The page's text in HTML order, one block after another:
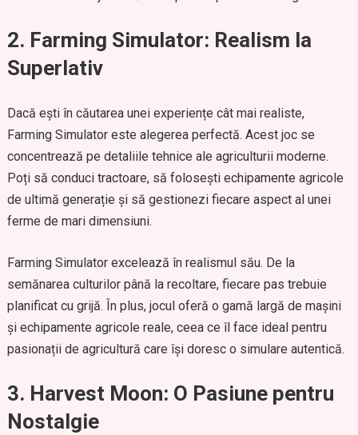
2. Farming Simulator: Realism la
Superlativ
Dacă ești în căutarea unei experiențe cât mai realiste,
Farming Simulator este alegerea perfectă. Acest joc se
concentrează pe detaliile tehnice ale agriculturii moderne.
Poți să conduci tractoare, să folosești echipamente agricole
de ultimă generație și să gestionezi fiecare aspect al unei
ferme de mari dimensiuni.
Farming Simulator excelează în realismul său. De la
semănarea culturilor până la recoltare, fiecare pas trebuie
planificat cu grijă. În plus, jocul oferă o gamă largă de mașini
și echipamente agricole reale, ceea ce îl face ideal pentru
pasionații de agricultură care își doresc o simulare autentică.
3. Harvest Moon: O Pasiune pentru
Nostalgie